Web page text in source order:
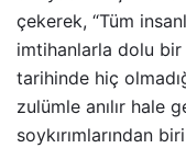
çekerek, “Tüm
imtihanlarla dolu bir
tarihinde hiç
zulümle anılır hale
soykırımlarından